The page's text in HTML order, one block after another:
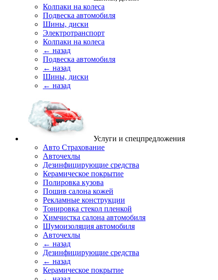
Колпаки на колеса
Подвеска автомобиля
Шины, диски
Электротранспорт
Колпаки на колеса
← назад
Подвеска автомобиля
← назад
Шины, диски
← назад
Услуги и спецпредложения
Авто Страхование
Авточехлы
Дезинфицирующие средства
Керамическое покрытие
Полировка кузова
Пошив салона кожей
Рекламные конструкции
Тонировка стекол пленкой
Химчистка салона автомобиля
Шумоизоляция автомобиля
Авточехлы
← назад
Дезинфицирующие средства
← назад
Керамическое покрытие